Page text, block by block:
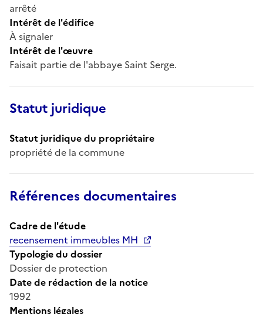
arrêté
Intérêt de l'édifice
À signaler
Intérêt de l'œuvre
Faisait partie de l'abbaye Saint Serge.
Statut juridique
Statut juridique du propriétaire
propriété de la commune
Références documentaires
Cadre de l'étude
recensement immeubles MH
Typologie du dossier
Dossier de protection
Date de rédaction de la notice
1992
Mentions légales